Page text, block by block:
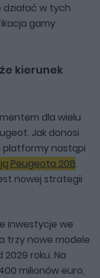
działać w tych
gamy
kierunek
dla wielu
Jak donosi
platformy nastąpi
Peugeota 208.
nowej strategii
inwestycje we
trzy nowe modele
roku. Na
milionów euro,